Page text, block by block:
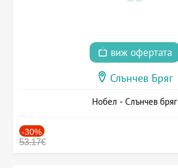
виж офертата
Слънчев Бряг
Нобел - Слънчев бряг
-30%
53.17€